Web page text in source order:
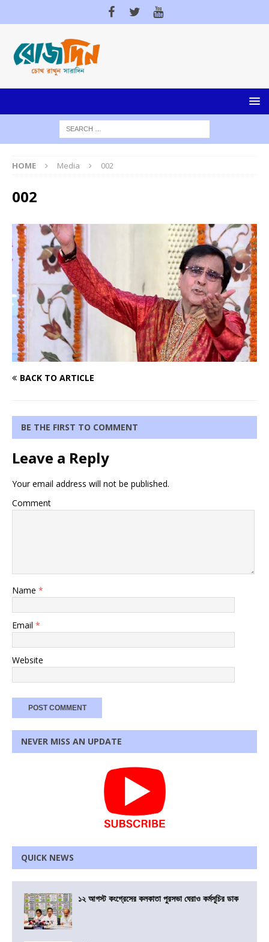
HOME Media 002
002
BACK TO ARTICLE
BE THE FIRST TO COMMENT
Leave a Reply
Your email address will not be published.
Comment
Name *
Email *
Website
NEVER MISS AN UPDATE
QUICK NEWS
১২ আগস্ট কংগ্রেসের কলকাতা পুরসভা ঘেরাও কর্মসূচির ডাক